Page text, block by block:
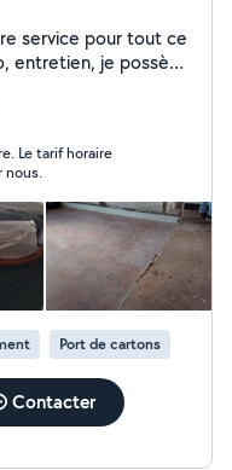
service pour tout ce
entretien, je possède
mes services
Le tarif horaire
nous.
Port de cartons
Contacter